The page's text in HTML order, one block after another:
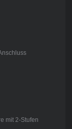
mit 2-Stufen